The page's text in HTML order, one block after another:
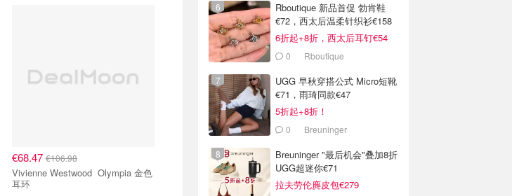
€68.47 €106.98
Vivienne Westwood Olympia 金色
耳环
Rboutique 新品首促 勃肯鞋
€72，西太后温柔针织衫€158
6折起+8折，西太后耳钉€54
0 Rboutique
UGG 早秋穿搭公式 Micro短靴
€71，雨琦同款€47
5折起+8折！
0 Breuninger
Breuninger "最后机会"叠加8折
UGG超迷你€71
拉夫劳伦麂皮包€279